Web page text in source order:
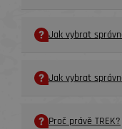
Jak vybrat
Jak vybrat
Proč právě TREK?